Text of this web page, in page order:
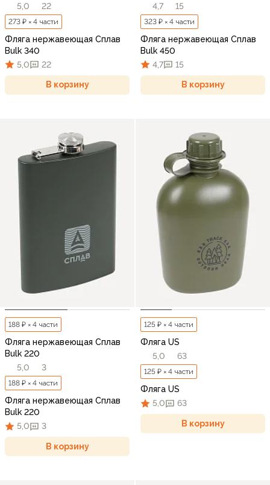
5,0
22
273 ₽ × 4 части
Фляга нержавеющая Сплав
Bulk 340
5,0
22
В корзину
4,7
15
323 ₽ × 4 части
Фляга нержавеющая Сплав
Bulk 450
4,7
15
В корзину
188 ₽ × 4 части
Фляга нержавеющая Сплав
Bulk 220
5,0
3
188 ₽ × 4 части
Фляга нержавеющая Сплав
Bulk 220
5,0
3
В корзину
125 ₽ × 4 части
Фляга US
5,0
63
125 ₽ × 4 части
Фляга US
5,0
63
В корзину